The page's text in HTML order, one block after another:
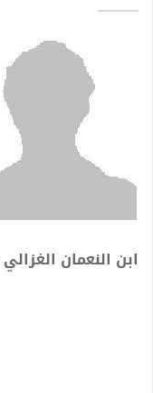
ابن النعمان الغزالي